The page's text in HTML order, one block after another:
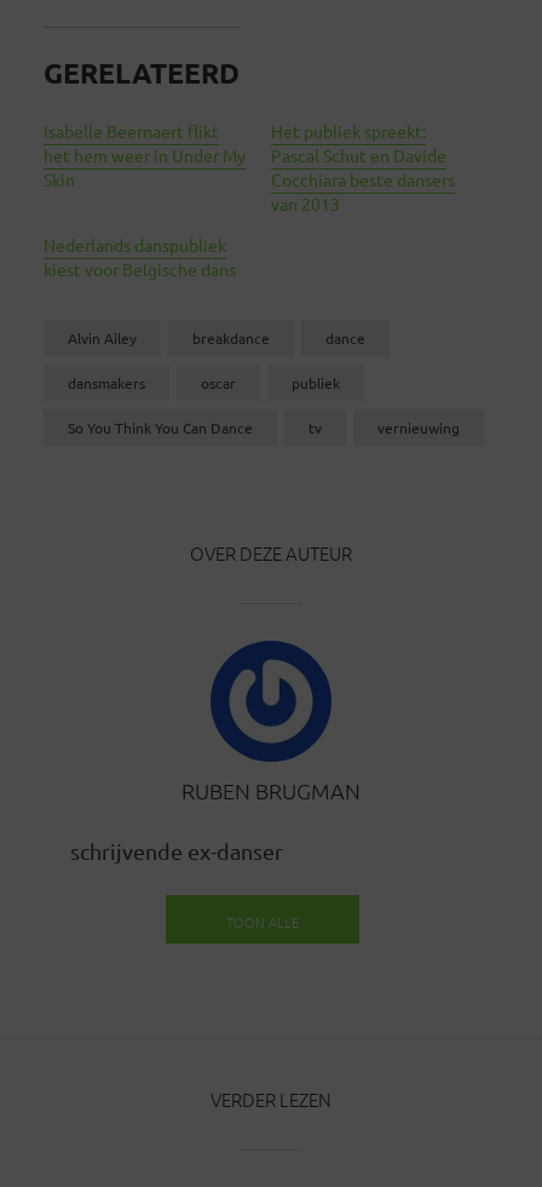
GERELATEERD
Isabelle Beernaert flikt
het hem weer in Under My
Skin
Het publiek spreekt:
Pascal Schut en Davide
Cocchiara beste dansers
van 2013
Nederlands danspubliek
kiest voor Belgische dans
Alvin Ailey breakdance dance
dansmakers oscar publiek
So You Think You Can Dance tv vernieuwing
OVER DEZE AUTEUR
RUBEN BRUGMAN
schrijvende ex-danser
TOON ALLE
VERDER LEZEN